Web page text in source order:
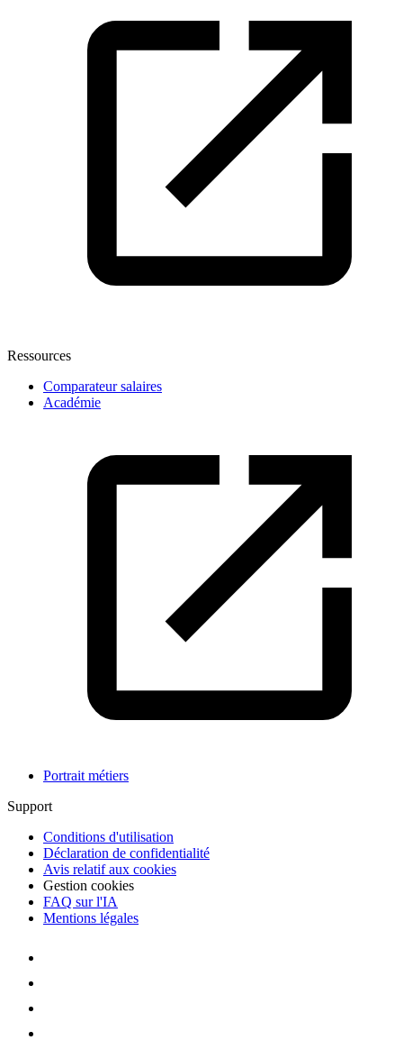
Ressources
Comparateur salaires
Académie
Portrait métiers
Support
Conditions d'utilisation
Déclaration de confidentialité
Avis relatif aux cookies
Gestion cookies
FAQ sur l'IA
Mentions légales